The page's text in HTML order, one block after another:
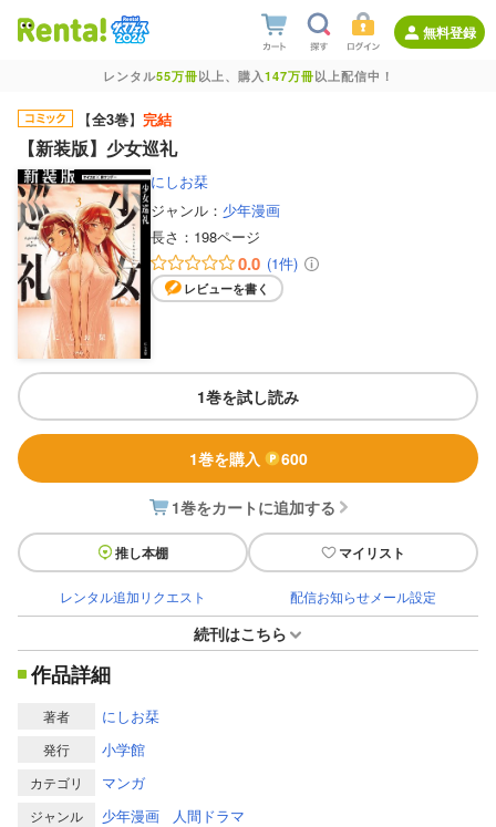
無料登録
レンタル55万冊以上、購入147万冊以上配信中！
【全3巻】 完結
【新装版】少女巡礼
にしお栞
ジャンル： 少年漫画
長さ： 198ページ
0.0 (1件)
レビューを書く
1巻を試し読み
1巻を購入 600
1巻をカートに追加する
推し本棚 マイリスト
レンタル追加リクエスト 配信お知らせメール設定
続刊はこちら
作品詳細
著者 にしお栞
発行 小学館
カテゴリ マンガ
ジャンル 少年漫画 人間ドラマ